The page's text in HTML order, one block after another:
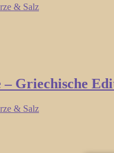
& Salz
– Griechische
& Salz